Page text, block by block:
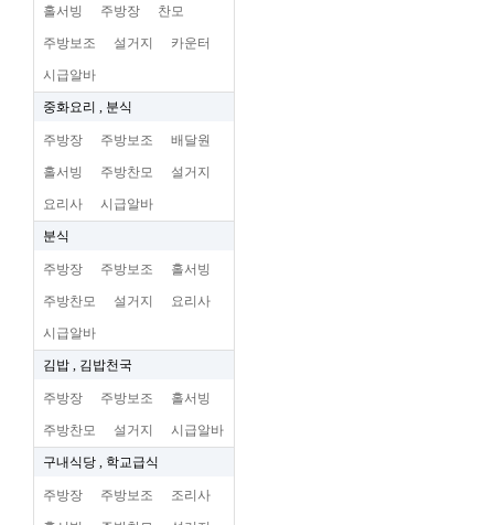
홀서빙 주방장 찬모
주방보조 설거지 카운터
시급알바
중화요리 , 분식
주방장 주방보조 배달원
홀서빙 주방찬모 설거지
요리사 시급알바
분식
주방장 주방보조 홀서빙
주방찬모 설거지 요리사
시급알바
김밥 , 김밥천국
주방장 주방보조 홀서빙
주방찬모 설거지 시급알바
구내식당 , 학교급식
주방장 주방보조 조리사